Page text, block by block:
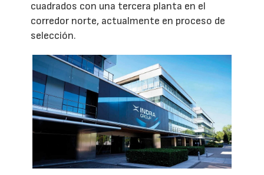
cuadrados con una tercera planta en el
corredor norte, actualmente en proceso de
selección.